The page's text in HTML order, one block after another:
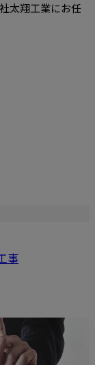
太翔工業にお任
事